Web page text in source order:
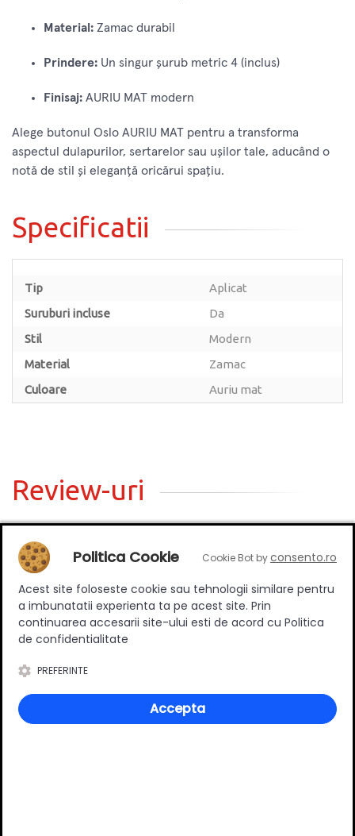
Material: Zamac durabil
Prindere: Un singur șurub metric 4 (inclus)
Finisaj: AURIU MAT modern
Alege butonul Oslo AURIU MAT pentru a transforma
aspectul dulapurilor, sertarelor sau ușilor tale, aducând o
notă de stil și eleganță oricărui spațiu.
Specificatii
Tip
Aplicat
Suruburi incluse
Da
Stil
Modern
Material
Zamac
Culoare
Auriu mat
Review-uri
Deții sau ai utilizat produsul?
Spune-ți părerea acordând o nota produsului
Ratingul general al produsului
Politica Cookie Cookie Bot byconsento.ro
Acest site foloseste cookie sau tehnologii similare pentru
a imbunatatii experienta ta pe acest site. Prin
continuarea accesarii site-ului esti de acord cu Politica
de confidentialitate
PREFERINTE
Accepta